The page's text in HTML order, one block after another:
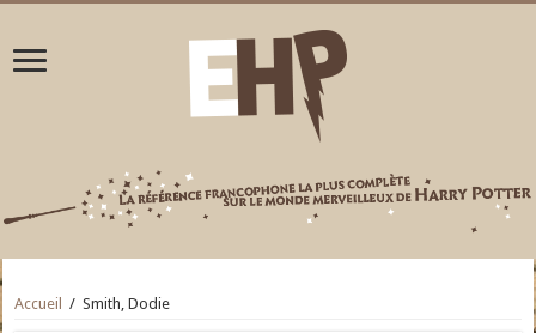
Accueil / Smith, Dodie